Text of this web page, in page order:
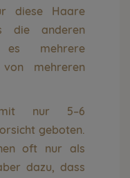
diese Haare
die anderen
es mehrere
mehreren
nur 5–6
geboten.
oft nur als
dazu, dass